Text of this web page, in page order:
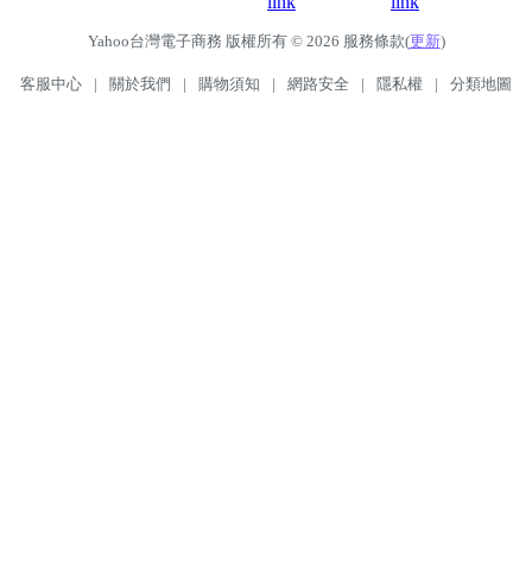
Yahoo台灣電子商務 版權所有 © 2026 服務條款(更新)
客服中心 | 關於我們 | 購物須知 | 網路安全 | 隱私權 | 分類地圖